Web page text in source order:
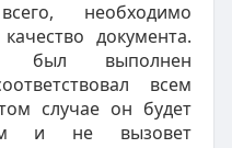
необходимо
документа.
выполнен
всем
случае он будет
и не вызовет